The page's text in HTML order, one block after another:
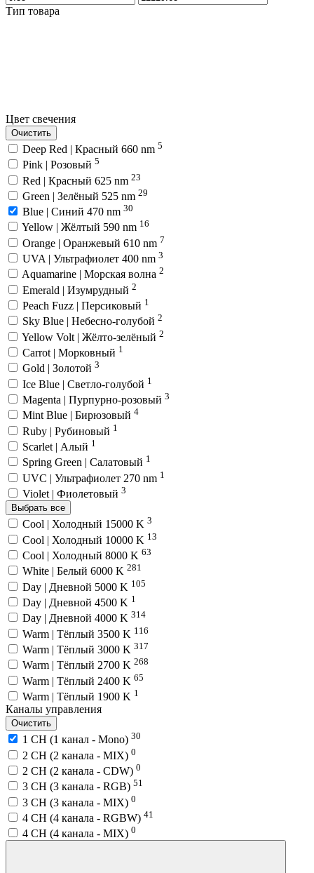
Тип товара
Цвет свечения
Очистить
Deep Red | Красный 660 nm 5
Pink | Розовый 5
Red | Красный 625 nm 23
Green | Зелёный 525 nm 29
Blue | Синий 470 nm 30
Yellow | Жёлтый 590 nm 16
Orange | Оранжевый 610 nm 7
UVA | Ультрафиолет 400 nm 3
Aquamarine | Морская волна 2
Emerald | Изумрудный 2
Peach Fuzz | Персиковый 1
Sky Blue | Небесно-голубой 2
Yellow Volt | Жёлто-зелёный 2
Carrot | Морковный 1
Gold | Золотой 3
Ice Blue | Светло-голубой 1
Magenta | Пурпурно-розовый 3
Mint Blue | Бирюзовый 4
Ruby | Рубиновый 1
Scarlet | Алый 1
Spring Green | Салатовый 1
UVC | Ультрафиолет 270 nm 1
Violet | Фиолетовый 3
Выбрать все
Cool | Холодный 15000 K 3
Cool | Холодный 10000 K 13
Cool | Холодный 8000 K 63
White | Белый 6000 K 281
Day | Дневной 5000 K 105
Day | Дневной 4500 K 1
Day | Дневной 4000 K 314
Warm | Тёплый 3500 K 116
Warm | Тёплый 3000 K 317
Warm | Тёплый 2700 K 268
Warm | Тёплый 2400 K 65
Warm | Тёплый 1900 K 1
Каналы управления
Очистить
1 CH (1 канал - Mono) 30
2 CH (2 канала - MIX) 0
2 CH (2 канала - CDW) 0
3 CH (3 канала - RGB) 51
3 CH (3 канала - MIX) 0
4 CH (4 канала - RGBW) 41
4 CH (4 канала - MIX) 0